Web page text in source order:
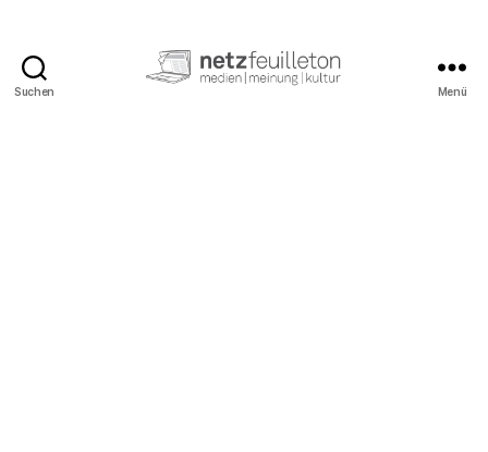
Suchen Menü